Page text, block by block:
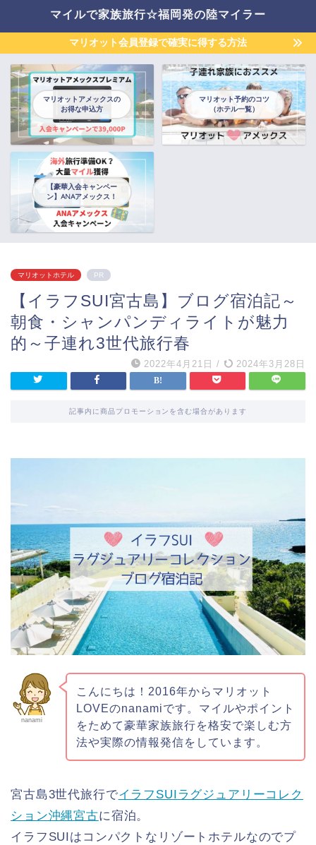
マイルで家族旅行☆福岡発の陸マイラー
マリオット会員登録で確実に得する方法
マリオットアメックスの
お得な申込方
マリオット予約のコツ
（ホテル一覧）
【豪華入会キャンペー
ン】ANAアメックス！
マリオットホテル PR
【イラフSUI宮古島】ブログ宿泊記～
朝食・シャンパンディライトが魅力
的～子連れ3世代旅行春
2022年4月21日 / 2024年3月28日
記事内に商品プロモーションを含む場合があります
nanami
こんにちは！2016年からマリオット
LOVEのnanamiです。マイルやポイント
をためて豪華家族旅行を格安で楽しむ方
法や実際の情報発信をしています。
宮古島3世代旅行でイラフSUIラグジュアリーコレク
ション沖縄宮古に宿泊。
イラフSUIはコンパクトなリゾートホテルなのでプ